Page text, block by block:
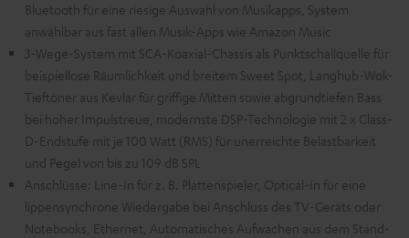
Bluetooth für eine riesige Auswahl von Musikapps, System
anwählbar aus fast allen Musik-Apps wie Amazon Music
3-Wege-System mit SCA-Koaxial-Chassis als Punktschallquelle für
beispiellose Räumlichkeit und breitem Sweet Spot, Langhub-Wok-
Tieftöner aus Kevlar für griffige Mitten sowie abgrundtiefen Bass
bei hoher Impulstreue, modernste DSP-Technologie mit 2 x Class-
D-Endstufe mit je 100 Watt (RMS) für unerreichte Belastbarkeit
und Pegel von bis zu 109 dB SPL
Anschlüsse: Line-In für z. B. Plattenspieler, Optical-In für eine
lippensynchrone Wiedergabe bei Anschluss des TV-Geräts oder
Notebooks, Ethernet, Automatisches Aufwachen aus dem Stand-